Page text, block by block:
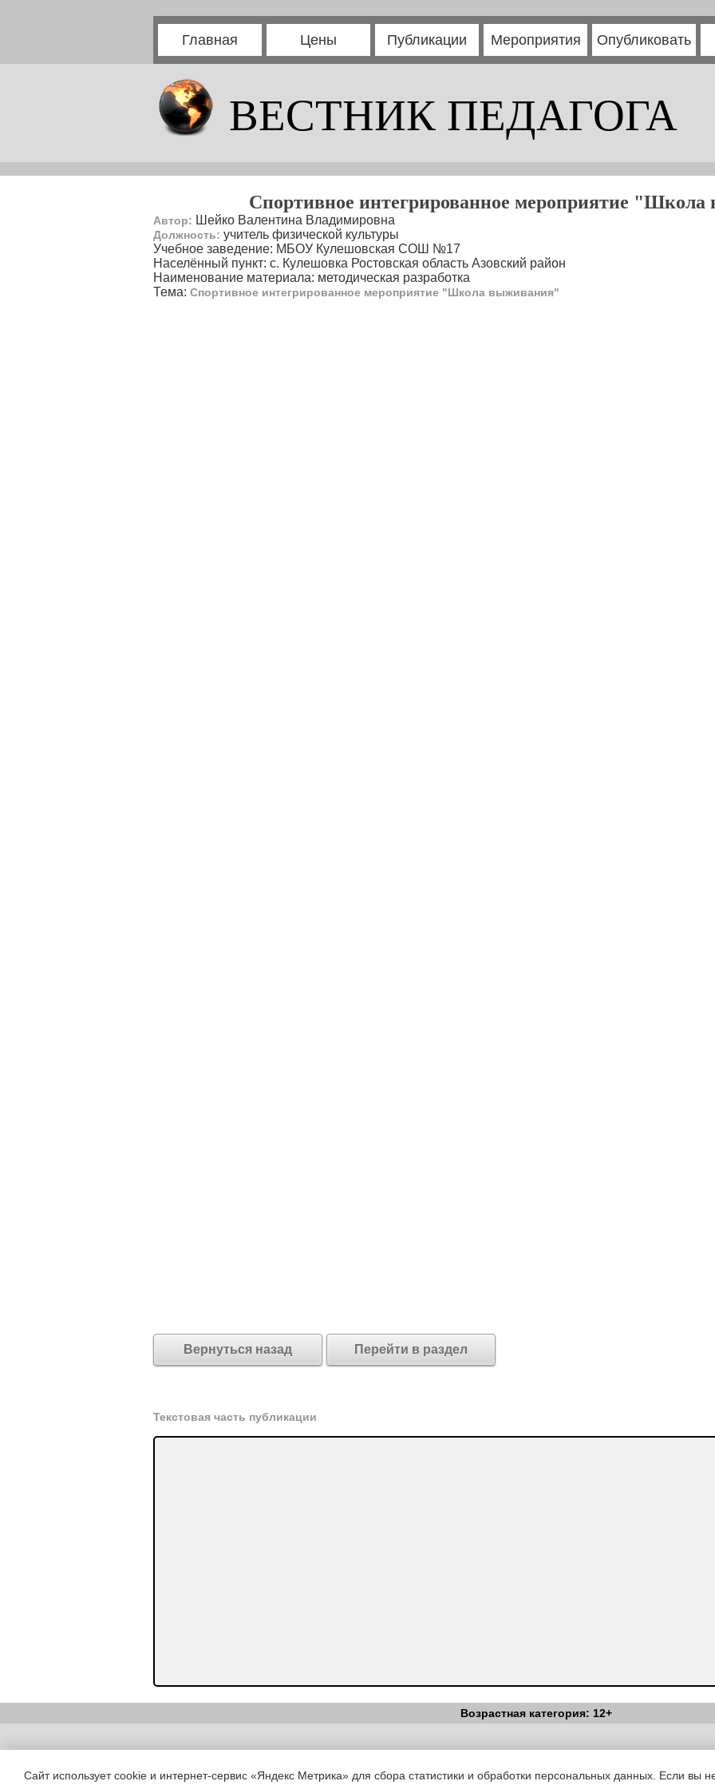
Главная Цены Публикации Мероприятия Опубликовать
ВЕСТНИК ПЕДАГОГА
Спортивное интегрированное мероприятие
Автор: Шейко Валентина Владимировна
Должность: учитель физической культуры
Учебное заведение: МБОУ Кулешовская СОШ №17
Населённый пункт: с. Кулешовка Ростовская область Азовский район
Наименование материала: методическая разработка
Тема: Спортивное интегрированное мероприятие "Школа выживания"
Вернуться назад Перейти в раздел
Текстовая часть публикации
Возрастная категория: 12+
Copyright (c) |Вестник Педагога|Об издании|Условия|Политика
Сайт использует cookie и интернет-сервис «Яндекс Метрика» для сбора статистики и обработки персональных данных. Если вы